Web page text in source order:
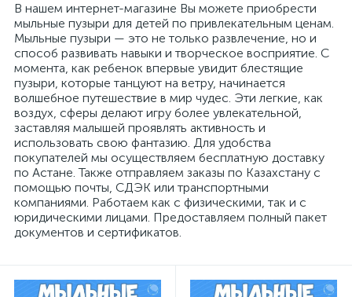
В нашем интернет-магазине Вы можете приобрести
мыльные пузыри для детей по привлекательным ценам.
Мыльные пузыри — это не только развлечение, но и
способ развивать навыки и творческое восприятие. С
момента, как ребенок впервые увидит блестящие
пузыри, которые танцуют на ветру, начинается
волшебное путешествие в мир чудес. Эти легкие, как
воздух, сферы делают игру более увлекательной,
заставляя малышей проявлять активность и
использовать свою фантазию. Для удобства
покупателей мы осуществляем бесплатную доставку
по Астане. Также отправляем заказы по Казахстану с
помощью почты, СДЭК или транспортными
компаниями. Работаем как с физическими, так и с
юридическими лицами. Предоставляем полный пакет
документов и сертификатов.